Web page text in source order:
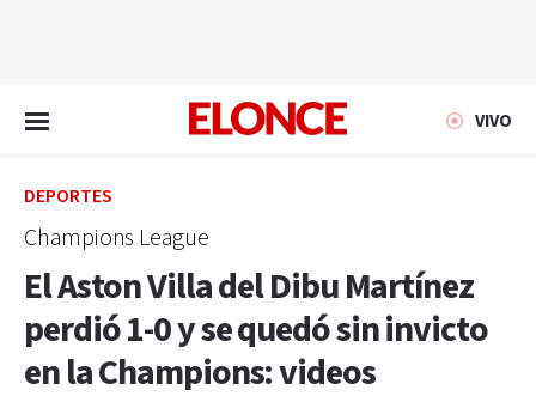
VIVO
DEPORTES
Champions League
El Aston Villa del Dibu Martínez
perdió 1-0 y se quedó sin invicto
en la Champions: videos